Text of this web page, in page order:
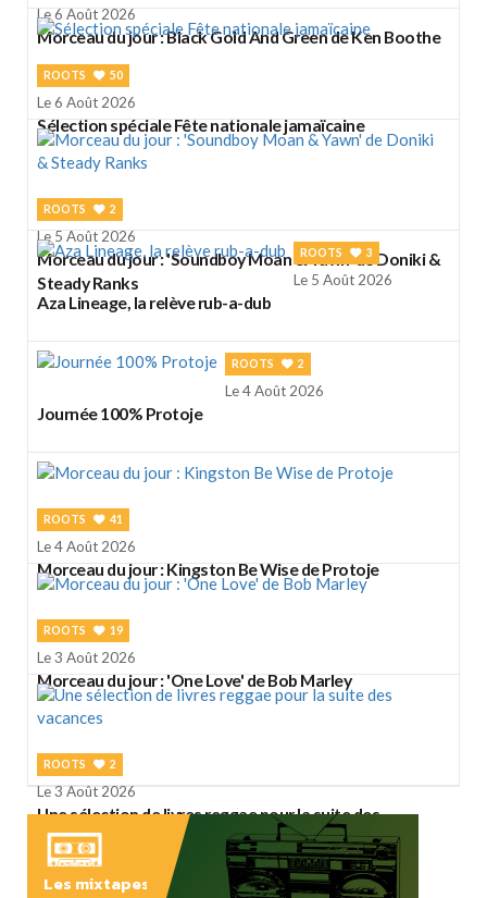
Le 6 Août 2026
Morceau du jour : Black Gold And Green de Ken Boothe
ROOTS 50
Le 6 Août 2026
Sélection spéciale Fête nationale jamaïcaine
ROOTS 2
Le 5 Août 2026
Morceau du jour : 'Soundboy Moan & Yawn' de Doniki &
Steady Ranks
ROOTS 3
Le 5 Août 2026
Aza Lineage, la relève rub-a-dub
ROOTS 2
Le 4 Août 2026
Journée 100% Protoje
ROOTS 41
Le 4 Août 2026
Morceau du jour : Kingston Be Wise de Protoje
ROOTS 19
Le 3 Août 2026
Morceau du jour : 'One Love' de Bob Marley
ROOTS 2
Le 3 Août 2026
Une sélection de livres reggae pour la suite des
vacances
Les mixtapes